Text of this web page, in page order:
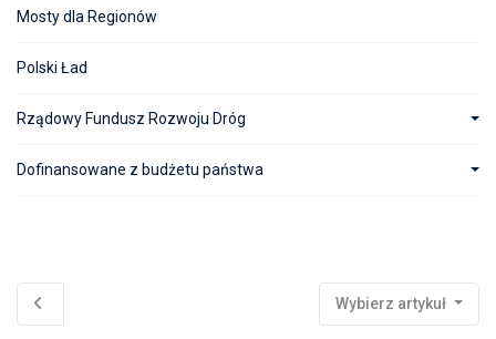
Mosty dla Regionów
Polski Ład
Rządowy Fundusz Rozwoju Dróg
Dofinansowane z budżetu państwa
Wybierz artykuł